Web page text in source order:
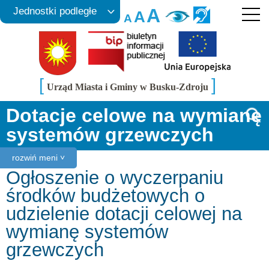
AAA
Jednostki podległe
[ Urząd Miasta i Gminy w Busku-Zdroju ]
rozwiń meni ˅
Dotacje celowe na wymianę
systemów grzewczych
Ogłoszenie o wyczerpaniu
środków budżetowych o
udzielenie dotacji celowej na
wymianę systemów
grzewczych